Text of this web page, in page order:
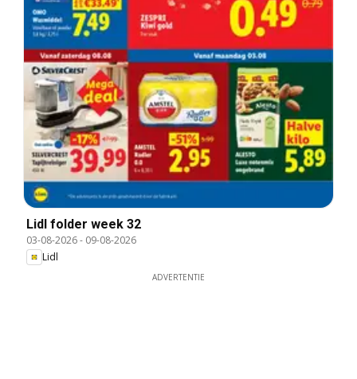
Lidl folder week 32
03-08-2026- 09-08-2026
Lidl
ADVERTENTIE